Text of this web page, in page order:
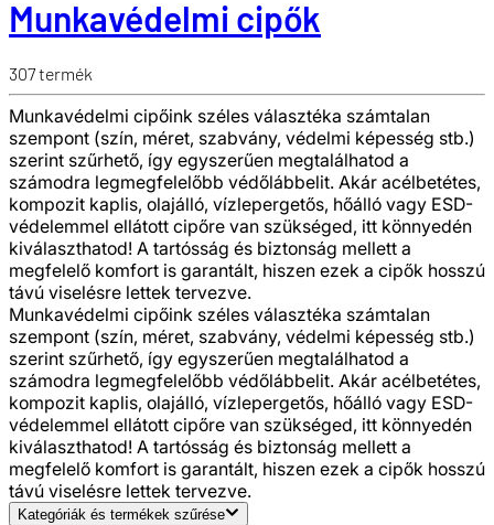
Munkavédelmi cipők
307termék
Munkavédelmi cipőink széles választéka számtalan
szempont (szín, méret, szabvány, védelmi képesség stb.)
szerint szűrhető, így egyszerűen megtalálhatod a
számodra legmegfelelőbb védőlábbelit. Akár acélbetétes,
kompozit kaplis, olajálló, vízlepergetős, hőálló vagy ESD-
védelemmel ellátott cipőre van szükséged, itt könnyedén
kiválaszthatod! A tartósság és biztonság mellett a
megfelelő komfort is garantált, hiszen ezek a cipők hosszú
távú viselésre lettek tervezve.
Munkavédelmi cipőink széles választéka számtalan
szempont (szín, méret, szabvány, védelmi képesség stb.)
szerint szűrhető, így egyszerűen megtalálhatod a
számodra legmegfelelőbb védőlábbelit. Akár acélbetétes,
kompozit kaplis, olajálló, vízlepergetős, hőálló vagy ESD-
védelemmel ellátott cipőre van szükséged, itt könnyedén
kiválaszthatod! A tartósság és biztonság mellett a
megfelelő komfort is garantált, hiszen ezek a cipők hosszú
távú viselésre lettek tervezve.
Kategóriák és termékek szűrése